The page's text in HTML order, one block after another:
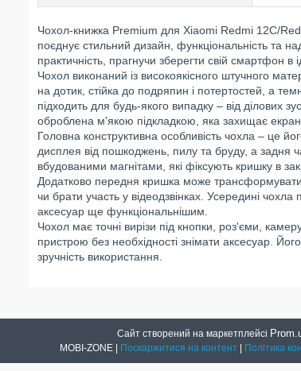
Чохол-книжка Premium для Xiaomi Redmi 12C/
поєднує стильний дизайн, функціональність та
практичність, прагнучи зберегти свій смартфон в
Чохол виконаний із високоякісного штучного
на дотик, стійка до подряпин і потертостей, а
підходить для будь-якого випадку – від ділових
оброблена м'якою підкладкою, яка захищає
Головна конструктивна особливість чохла – це
дисплея від пошкоджень, пилу та бруду, а задня
вбудованими магнітами, які фіксують кришку в
Додатково передня кришка може
чи брати участь у відеодзвінках. Усередині
аксесуар ще функціональнішим.
Чохол має точні вирізи під кнопки, роз'єми,
пристрою без необхідності знімати аксесуар.
зручність використання.
Сайт створений на маркетплейсі
Поскаржитися на контент Політика